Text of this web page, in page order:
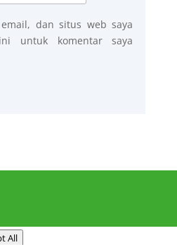
dan situs web saya
untuk komentar saya
All